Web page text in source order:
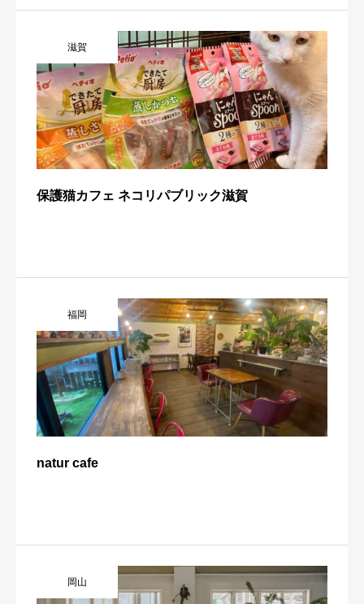
滋賀
保護猫カフェ ネコリパブリック滋賀
福岡
natur cafe
岡山